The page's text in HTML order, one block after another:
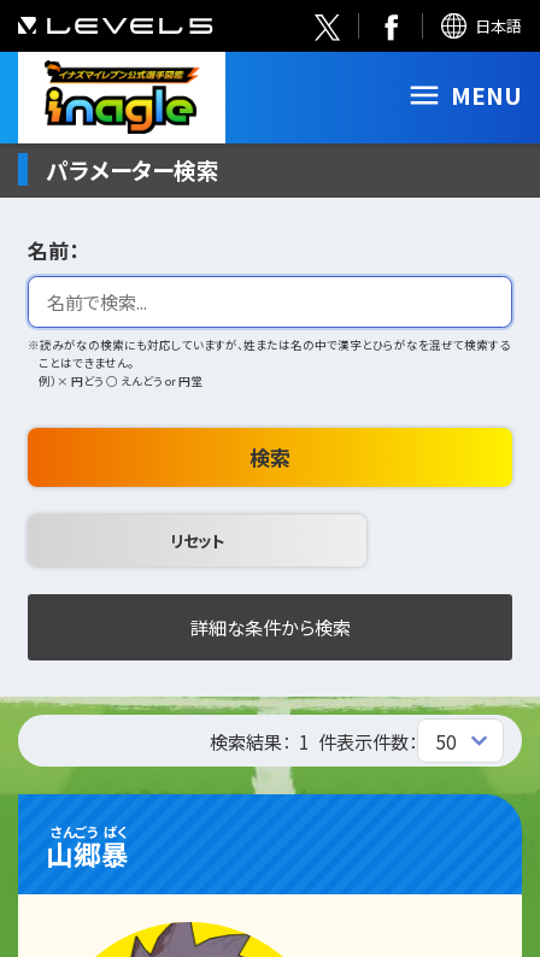
日本語
MENU
パラメーター検索
名前：
※読みがなの検索にも対応していますが、姓または名の中で漢字とひらがなを混ぜて検索する
ことはできません。
例）× 円どう ○ えんどう or 円堂
検索
詳細な条件から検索
検索結果： 1 件表示件数：
山郷
さんごう
暴
ばく